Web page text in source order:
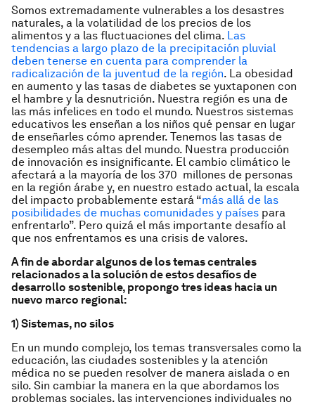
Somos extremadamente vulnerables a los desastres
naturales, a la volatilidad de los precios de los
alimentos y a las fluctuaciones del clima. Las
tendencias a largo plazo de la precipitación pluvial
deben tenerse en cuenta para comprender la
radicalización de la juventud de la región. La obesidad
en aumento y las tasas de diabetes se yuxtaponen con
el hambre y la desnutrición. Nuestra región es una de
las más infelices en todo el mundo. Nuestros sistemas
educativos les enseñan a los niños qué pensar en lugar
de enseñarles cómo aprender. Tenemos las tasas de
desempleo más altas del mundo. Nuestra producción
de innovación es insignificante. El cambio climático le
afectará a la mayoría de los 370 millones de personas
en la región árabe y, en nuestro estado actual, la escala
del impacto probablemente estará “más allá de las
posibilidades de muchas comunidades y países para
enfrentarlo”. Pero quizá el más importante desafío al
que nos enfrentamos es una crisis de valores.
A fin de abordar algunos de los temas centrales
relacionados a la solución de estos desafíos de
desarrollo sostenible, propongo tres ideas hacia un
nuevo marco regional:
1) Sistemas, no silos
En un mundo complejo, los temas transversales como la
educación, las ciudades sostenibles y la atención
médica no se pueden resolver de manera aislada o en
silo. Sin cambiar la manera en la que abordamos los
problemas sociales, las intervenciones individuales no